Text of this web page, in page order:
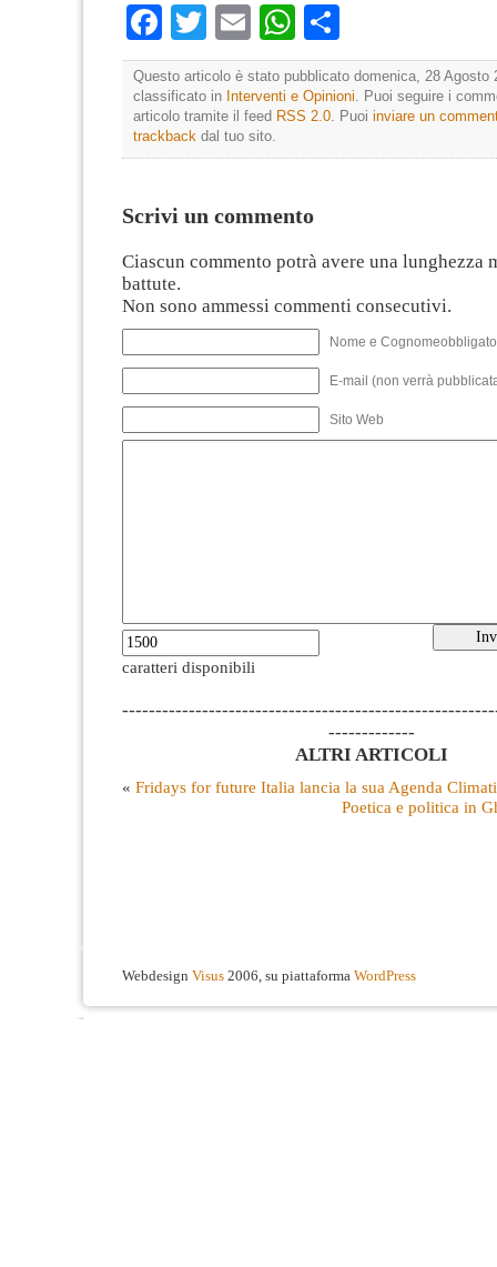
Facebook
TwitterEmailWhatsApp
Questo articolo è stato pubblicato domenica, 28 Agosto
classificato in Interventi e Opinioni . Puoi seguire i
articolo tramite il feed RSS 2.0 . Puoi inviare un
trackback dal tuo sito.
Scrivi un commento
Ciascun commento potrà avere una lunghezza
battute.
Non sono ammessi commenti consecutivi.
Nome e
E-mail (non verrà
Sito Web
caratteri disponibili
-------------
ALTRI ARTICOLI
« Fridays for future Italia lancia la sua Agenda
Poetica e politica in
Webdesign Visus 2006, su piattaforma WordPress